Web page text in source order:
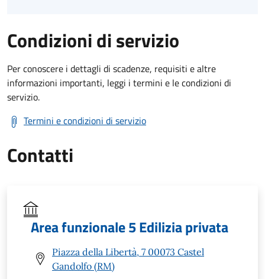
Condizioni di servizio
Per conoscere i dettagli di scadenze, requisiti e altre
informazioni importanti, leggi i termini e le condizioni di
servizio.
Termini e condizioni di servizio
Contatti
Area funzionale 5 Edilizia privata
Piazza della Libertà, 7 00073 Castel
Gandolfo (RM)